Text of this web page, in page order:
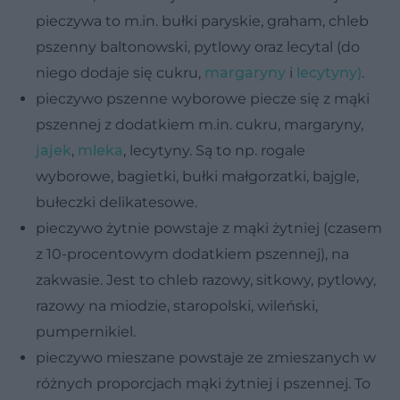
pieczywa to m.in. bułki paryskie, graham, chleb
pszenny baltonowski, pytlowy oraz lecytal (do
niego dodaje się cukru, margaryny i lecytyny).
pieczywo pszenne wyborowe piecze się z mąki
pszennej z dodatkiem m.in. cukru, margaryny,
jajek, mleka, lecytyny. Są to np. rogale
wyborowe, bagietki, bułki małgorzatki, bajgle,
bułeczki delikatesowe.
pieczywo żytnie powstaje z mąki żytniej (czasem
z 10-procentowym dodatkiem pszennej), na
zakwasie. Jest to chleb razowy, sitkowy, pytlowy,
razowy na miodzie, staropolski, wileński,
pumpernikiel.
pieczywo mieszane powstaje ze zmieszanych w
różnych proporcjach mąki żytniej i pszennej. To